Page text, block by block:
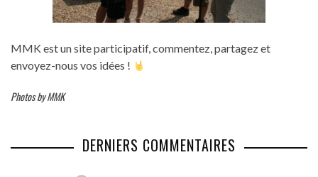
MMK est un site participatif, commentez, partagez et
envoyez-nous vos idées !
Photos by MMK
DERNIERS COMMENTAIRES